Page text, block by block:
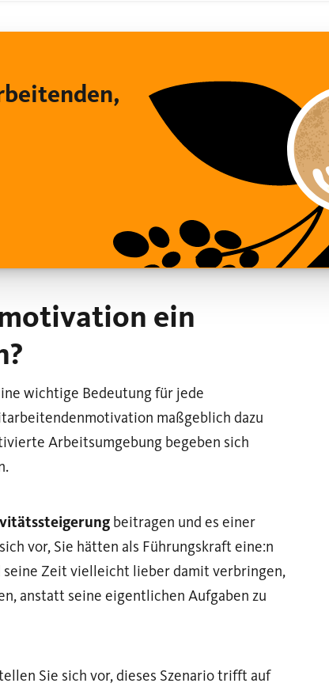
ein
wichtige Bedeutung für jede
maßgeblich dazu
Arbeitsumgebung begeben sich
beitragen und es einer
vor, Sie hätten als Führungskraft eine:n
Zeit vielleicht lieber damit verbringen,
anstatt seine eigentlichen Aufgaben zu
Sie sich vor, dieses Szenario trifft auf